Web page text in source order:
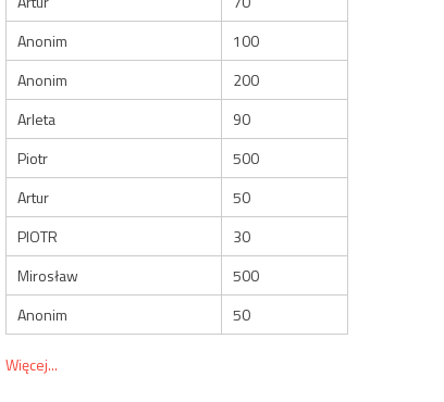
Anonim
100
Anonim
200
Arleta
90
Piotr
500
Artur
50
PIOTR
30
Mirosław
500
Anonim
50
Więcej...